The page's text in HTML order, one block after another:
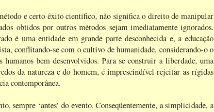
e certo êxito científico, não significa o direito de manipular
obtidos por outros métodos sejam imediatamente ignorados.
é uma entidade em grande parte desconhecida e, a educação
conflitando-se com o cultivo de humanidade, considerando-o o
bem desenvolvidos. Para se construir a liberdade, uma
da natureza e do homem, é imprescindível rejeitar as rígidas
contemporânea.
sempre ‘antes’ do evento. Conseqüentemente, a simplicidade, a